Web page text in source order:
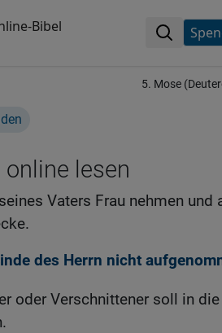
Bibel
5. Mose
lesen
Vaters Frau nehmen und
des Herrn nicht
oder Verschnittener soll in